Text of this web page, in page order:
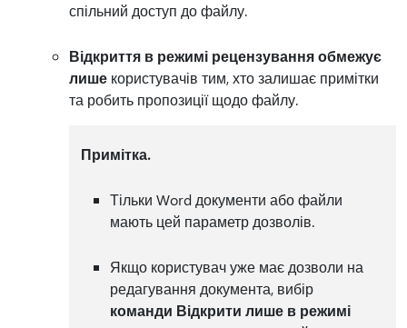
спільний доступ до файлу.
Відкриття в режимі рецензування обмежує
лише користувачів тим, хто залишає примітки
та робить пропозиції щодо файлу.
Примітка.
Тільки Word документи або файли
мають цей параметр дозволів.
Якщо користувач уже має дозволи на
редагування документа, вибір
команди Відкрити лише в режимі